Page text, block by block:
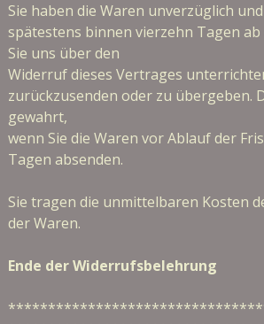
Sie haben die Waren unverzüglich
spätestens binnen vierzehn Tagen ab
Sie uns über den
Widerruf dieses Vertrages
zurückzusenden oder zu übergeben.
gewahrt,
wenn Sie die Waren vor Ablauf der
Tagen absenden.
Sie tragen die unmittelbaren Kosten
der Waren.
Ende der Widerrufsbelehrung